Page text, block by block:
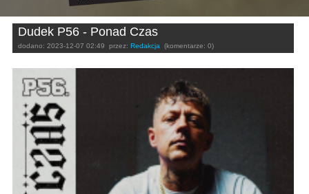
Dudek P56 - Ponad Czas
dodano: 2023-12-07 02:49 przez: Redakcja (komentarze: 0)